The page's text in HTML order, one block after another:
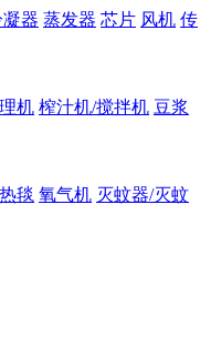
器 蒸发器 芯片 风机 传
机 榨汁机/搅拌机 豆浆
毯 氧气机 灭蚊器/灭蚊